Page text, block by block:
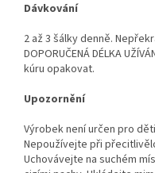
Dávkování
2 až 3 šálky denně.
DOPORUČENÁ DÉLKA
kúru opakovat.
Upozornění
Výrobek není určen pro
Nepoužívejte při
Uchovávejte na suchém